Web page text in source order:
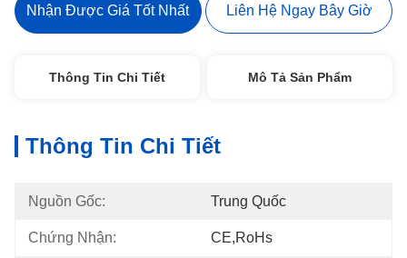
Nhận Được Giá Tốt Nhất Liên Hệ Ngay Bây Giờ
Thông Tin Chi Tiết Mô Tả Sản Phẩm
Thông Tin Chi Tiết
Nguồn Gốc: Trung Quốc
Chứng Nhận: CE,RoHs